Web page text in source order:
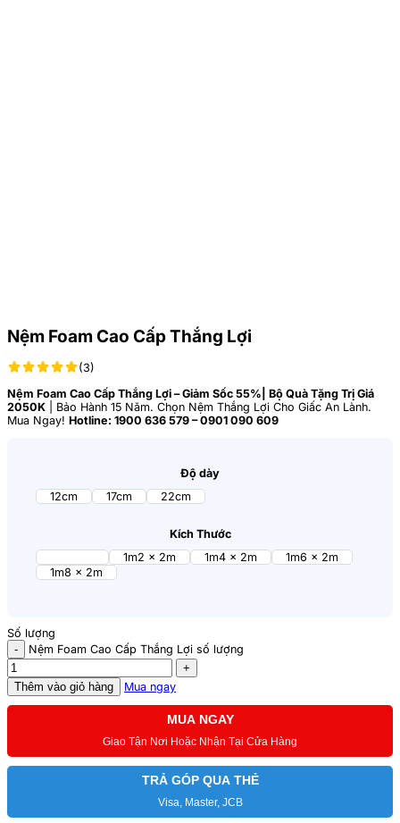
Nệm Foam Cao Cấp Thắng Lợi
(3)
Nệm Foam Cao Cấp Thắng Lợi – Giảm Sốc 55%| Bộ Quà Tặng Trị Giá
2050K | Bảo Hành 15 Năm. Chọn Nệm Thắng Lợi Cho Giấc An Lành.
Mua Ngay! Hotline: 1900 636 579 – 0901 090 609
Độ dày
12cm
17cm 22cm
Kích Thước
1m2 x 2m 1m4 x 2m
1m6 x 2m
1m8 x 2m
Số lượng
Nệm Foam Cao Cấp Thắng Lợi số lượng
Thêm vào giỏ hàng Mua ngay
MUA NGAY
Giao Tận Nơi Hoặc Nhận Tại Cửa Hàng
TRẢ GÓP QUA THẺ
Visa, Master, JCB